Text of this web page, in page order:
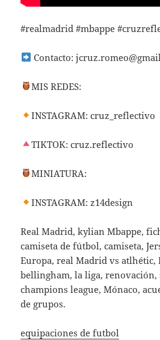
#realmadrid #mbappe
Contacto:
MIS REDES:
INSTAGRAM: cruz_reflectivo
TIKTOK: cruz.reflectivo
MINIATURA:
INSTAGRAM: z14design
Real Madrid, kylian Mbappe,
camiseta de fútbol, camiseta,
Europa, real Madrid vs atlhétic,
bellingham, la liga, renovación,
champions league, Mónaco,
de grupos.
equipaciones de futbol